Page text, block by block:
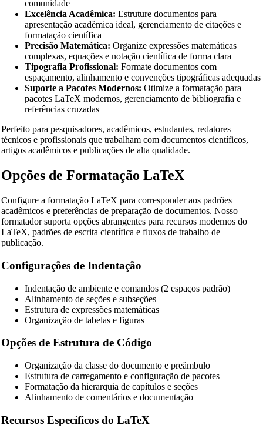
🔗 Related Tools
📝 Formatadores e Embelezadores de Código
🔧 TOOLS
HTML Beautifier
CSS Beautifier
JSX Beautifier
Vue Beautifier
SCSS Beautifier
JSON Beautifier
XML Beautifier
YAML Beautifier
SQL Beautifier
MySQL SQL Beautifier
PostgreSQL SQL Beautifier
MongoDB Query Beautifier
Apache Config Beautifier
comunidade
Excelência Acadêmica: Estruture documentos para
apresentação acadêmica ideal, gerenciamento de citações e
formatação científica
Precisão Matemática: Organize expressões matemáticas
complexas, equações e notação científica de forma clara
Tipografia Profissional: Formate documentos com
espaçamento, alinhamento e convenções tipográficas adequadas
Suporte a Pacotes Modernos: Otimize a formatação para
pacotes LaTeX modernos, gerenciamento de bibliografia e
referências cruzadas
Perfeito para pesquisadores, acadêmicos, estudantes, redatores
técnicos e profissionais que trabalham com documentos científicos,
artigos acadêmicos e publicações de alta qualidade.
Opções de Formatação LaTeX
Configure a formatação LaTeX para corresponder aos padrões
acadêmicos e preferências de preparação de documentos. Nosso
formatador suporta opções abrangentes para recursos modernos do
LaTeX, padrões de escrita científica e fluxos de trabalho de
publicação.
Configurações de Indentação
Indentação de ambiente e comandos (2 espaços padrão)
Alinhamento de seções e subseções
Estrutura de expressões matemáticas
Organização de tabelas e figuras
Opções de Estrutura de Código
Organização da classe do documento e preâmbulo
Estrutura de carregamento e configuração de pacotes
Formatação da hierarquia de capítulos e seções
Alinhamento de comentários e documentação
Recursos Específicos do LaTeX